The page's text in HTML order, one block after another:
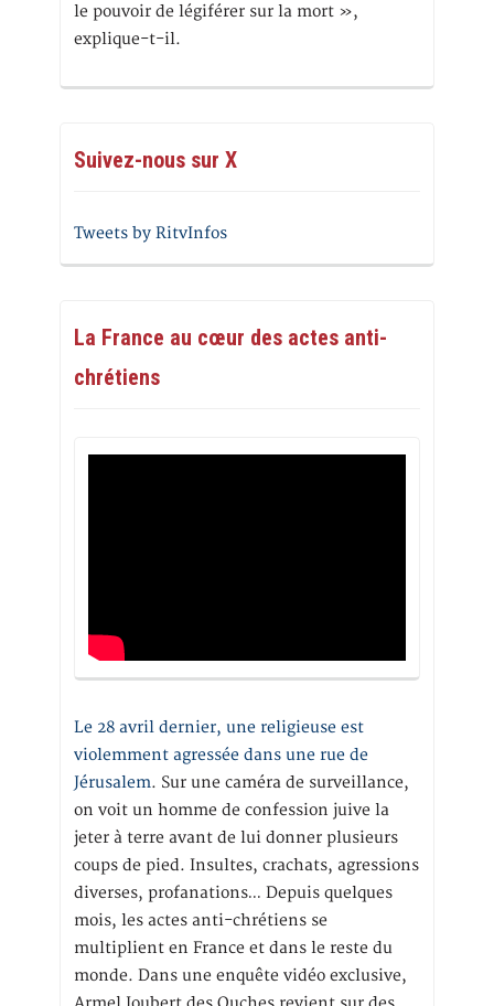
le pouvoir de légiférer sur la mort »,
explique-t-il.
Suivez-nous sur X
Tweets by RitvInfos
La France au cœur des actes anti-
chrétiens
Le 28 avril dernier, une religieuse est
violemment agressée dans une rue de
Jérusalem. Sur une caméra de surveillance,
on voit un homme de confession juive la
jeter à terre avant de lui donner plusieurs
coups de pied. Insultes, crachats, agressions
diverses, profanations… Depuis quelques
mois, les actes anti-chrétiens se
multiplient en France et dans le reste du
monde. Dans une enquête vidéo exclusive,